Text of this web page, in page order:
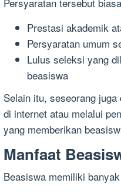
Prestasi akademik
Persyaratan umum
Lulus seleksi yang
beasiswa
Selain itu, seseorang
di internet atau melalui
yang memberikan
Manfaat
Beasiswa memiliki